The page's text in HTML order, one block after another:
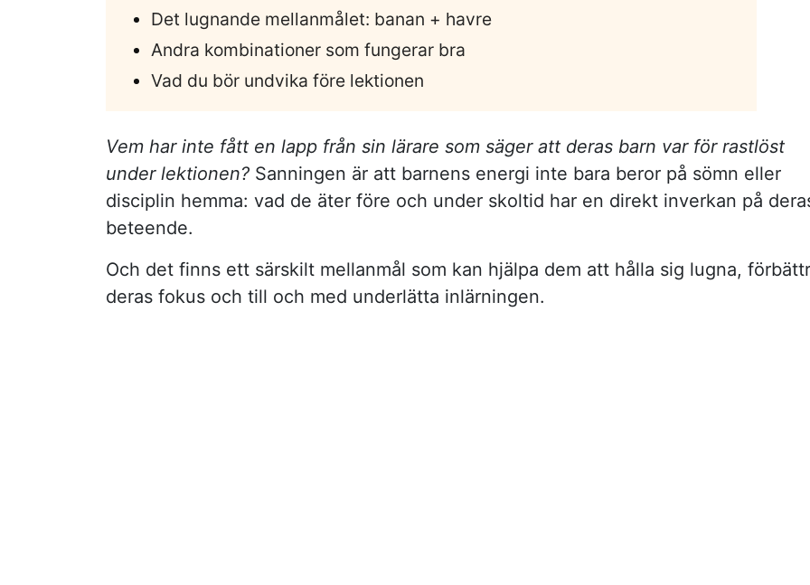
Det lugnande mellanmålet: banan + havre
Andra kombinationer som fungerar bra
Vad du bör undvika före lektionen
Vem har inte fått en lapp från sin lärare som säger att deras barn var för rastlöst
under lektionen? Sanningen är att barnens energi inte bara beror på sömn eller
disciplin hemma: vad de äter före och under skoltid har en direkt inverkan på
beteende.
Och det finns ett särskilt mellanmål som kan hjälpa dem att hålla sig lugna,
deras fokus och till och med underlätta inlärningen.